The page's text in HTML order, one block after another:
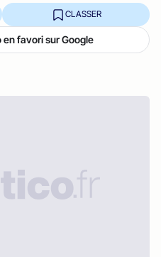
CLASSER
favori sur Google